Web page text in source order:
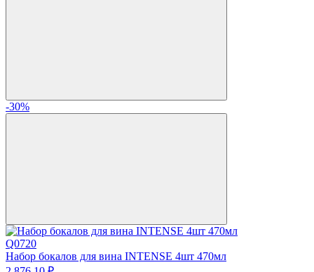
-30%
Q0720
Набор бокалов для вина INTENSE 4шт 470мл